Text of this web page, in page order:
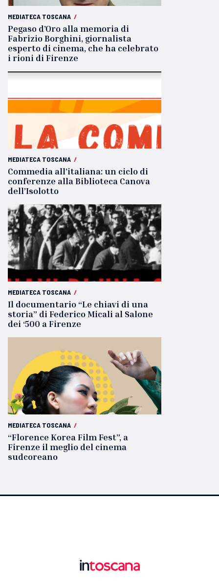
MEDIATECA TOSCANA /
Pegaso d’Oro alla memoria di
Fabrizio Borghini, giornalista
esperto di cinema, che ha celebrato
i rioni di Firenze
MEDIATECA TOSCANA /
Commedia all’italiana: un ciclo di
conferenze alla Biblioteca Canova
dell’Isolotto
MEDIATECA TOSCANA /
Il documentario “Le chiavi di una
storia” di Federico Micali al Salone
dei ‘500 a Firenze
MEDIATECA TOSCANA /
“Florence Korea Film Fest”, a
Firenze il meglio del cinema
sudcoreano